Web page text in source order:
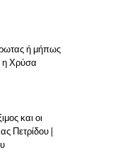
ή μήπως
η Χρύσα
και οι
Πετρίδου |